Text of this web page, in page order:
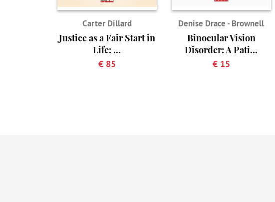
Carter Dillard
Justice as a Fair Start in
Life: ...
€ 85
Denise Drace - Brownell
Binocular Vision
Disorder: A Pati...
€ 15